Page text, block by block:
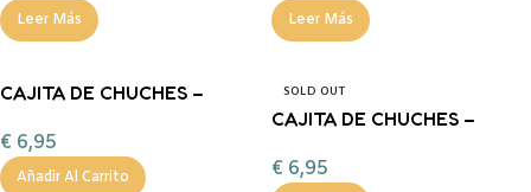
Leer Más Leer Más
CAJITA DE CHUCHES –
€ 6,95
Añadir Al Carrito
SOLD OUT
CAJITA DE CHUCHES –
€ 6,95